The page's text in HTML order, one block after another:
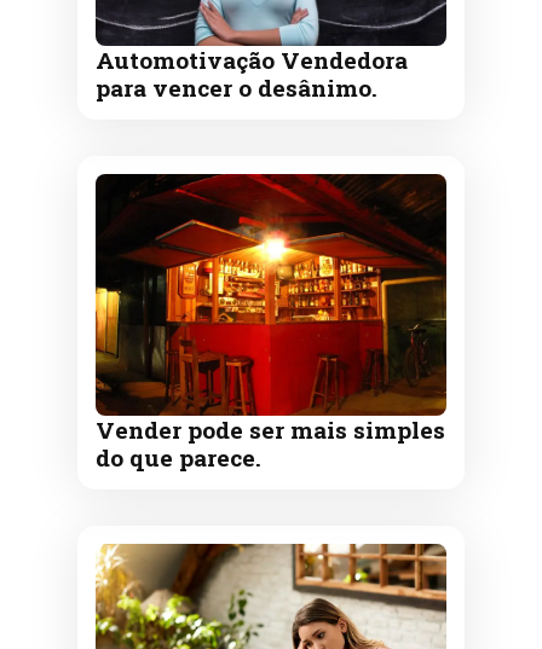
Automotivação Vendedora
para vencer o desânimo.
Vender pode ser mais simples
do que parece.